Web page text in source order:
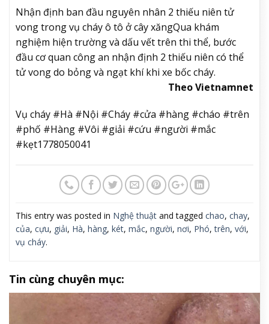
Nhận định ban đầu nguyên nhân 2 thiếu niên tử
vong trong vụ cháy ô tô ở cây xăngQua khám
nghiệm hiện trường và dấu vết trên thi thể, bước
đầu cơ quan công an nhận định 2 thiếu niên có thể
tử vong do bỏng và ngạt khí khi xe bốc cháy.
Theo Vietnamnet
Vụ cháy #Hà #Nội #Cháy #cửa #hàng #cháo #trên
#phố #Hàng #Vôi #giải #cứu #người #mắc
#kẹt1778050041
This entry was posted in Nghệ thuật and tagged chao, chay,
của, cựu, giải, Hà, hàng, két, mắc, người, nơi, Phó,trên, với,
vụ cháy.
Tin cùng chuyên mục: